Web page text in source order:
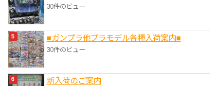
30件のビュー
■ガンプラ他プラモデル各種入荷案内■
30件のビュー
新入荷のご案内